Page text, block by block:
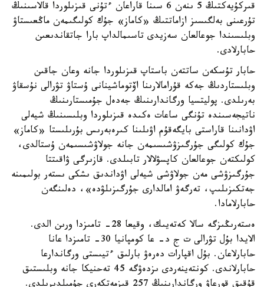
قىركۇيەكتىڭ 5 ىنەن 6 سىنا قاراعان ءتۇنى قىزىلوردا قالاسىنىڭ
تۇرعىنى بەلگىسىز ازاماتتىڭ «كاماز» جۇك كولىگىمەن ماڭعىستاۋ
وبلىسىندا جوعالعان سەزيدى تاسىمالداپ بارا جاتقاندىعىن
حابارلادى.
حابار تۇسكەن ساتتەن باستاپ قىزىلوردا جانە وعان جاقىن
وبلىستاردىڭ جەكە قۇرامالارىنا اۆتوماشينانى ۇستاۋ تۋرالى نۇسقاۋ
بەرىلدى. پوليتسيا ورگاندارىنىڭ جەدەل جۇمىستارىنىڭ
ناتيجەسىندە تۇنگى ساعات ەكىدە قىزىلوردا وبلىسىنىڭ شيەلى
اۋدانىنا قاراستى بايگەقۇم اۋىلىنا كىرەبەرىس بۇرىلىستا «كاماز»
جۇك كولىگى جۇرگىزۋشىسىمەن جانە جولاۋشىسىمەن ۇستالدى،
كولىكتەن جوعالعان كاپسۋلالار تابىلدى. قازىرگى ۋاقىتتا
جۇرگىزۋشى مەن جولاۋشى شيەلى اۋداندىق ىشكى ىستەر بولىمىنە
جەتكىزىلىپ، تەرگەۋ امالدارى جۇرگىزىلۋدە»، دەلىنگەن
حابارلامادا.
ەستەرىڭىزگە سالا كەتەيىك، وقيعا 28- تامىزدا ورىن الدى.
الايدا بۇل تۋرالى ت ج د- عا كومپانيا 30- تامىزدا عانا
حابارلاعان. بۇل اقپارات دەرەۋ بارلىق ءتيىستى ورگاندارعا
حابارلاندى. كونتەينەردى ىزدەۋگە 45 تەحنيكا جانە وبلىستىق